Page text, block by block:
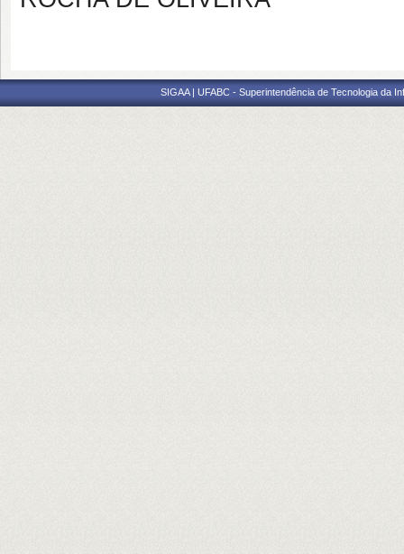
SIGAA | UFABC - Superintendência de Tecnologia da